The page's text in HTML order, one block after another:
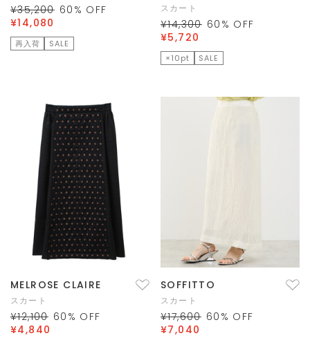
¥35,200 60 % OFF
¥14,080
再入荷 SALE
スカート
¥14,300 60 % OFF
¥5,720
×10pt SALE
MELROSE CLAIRE
スカート
¥12,100 60 % OFF
¥4,840
SOFFITTO
スカート
¥17,600 60 % OFF
¥7,040